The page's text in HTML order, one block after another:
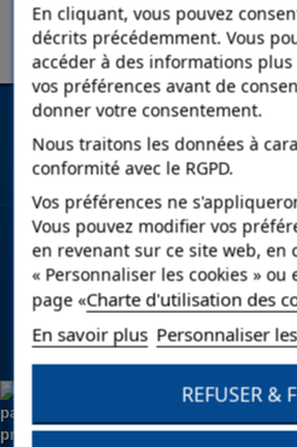
Lettre d'informations
NOS UNIVERS
INFORMATIONS
DELZONGLE : COULEURS
En cliquant, vous pouvez
décrits précédemment. Vous
accéder à des informations
vos préférences avant de
donner votre consentement.
Nous traitons les données à
conformité avec le RGPD.
Vos préférences ne
Vous pouvez modifier vos
en revenant sur ce site web, en
« Personnaliser les cookies »
page «Charte d'utilisation des
En savoir plus Personnaliser
REFUSER &